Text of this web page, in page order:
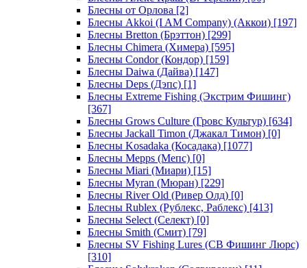
Блесны от Орлова [2]
Блесны Akkoi (I AM Company) (Аккои) [197]
Блесны Bretton (Брэттон) [299]
Блесны Chimera (Химера) [595]
Блесны Condor (Кондор) [159]
Блесны Daiwa (Дайва) [147]
Блесны Deps (Дэпс) [1]
Блесны Extreme Fishing (Экстрим Фишинг)
[367]
Блесны Grows Culture (Гровс Культур) [634]
Блесны Jackall Timon (Джакал Тимон) [0]
Блесны Kosadaka (Косадака) [1077]
Блесны Mepps (Мепс) [0]
Блесны Miari (Миари) [15]
Блесны Myran (Мюран) [229]
Блесны River Old (Ривер Олд) [0]
Блесны Rublex (Рублекс, Раблекс) [413]
Блесны Select (Селект) [0]
Блесны Smith (Смит) [79]
Блесны SV Fishing Lures (СВ Фишинг Люрс)
[310]